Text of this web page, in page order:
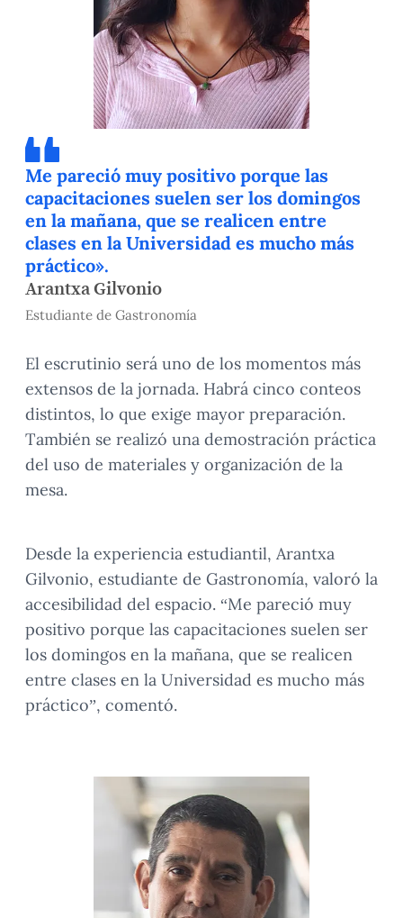
Me pareció muy positivo porque las
capacitaciones suelen ser los domingos
en la mañana, que se realicen entre
clases en la Universidad es mucho más
práctico».
Arantxa Gilvonio
Estudiante de Gastronomía
El escrutinio será uno de los momentos más
extensos de la jornada. Habrá cinco conteos
distintos, lo que exige mayor preparación.
También se realizó una demostración práctica
del uso de materiales y organización de la
mesa.
Desde la experiencia estudiantil, Arantxa
Gilvonio, estudiante de Gastronomía, valoró la
accesibilidad del espacio. “Me pareció muy
positivo porque las capacitaciones suelen ser
los domingos en la mañana, que se realicen
entre clases en la Universidad es mucho más
práctico”, comentó.